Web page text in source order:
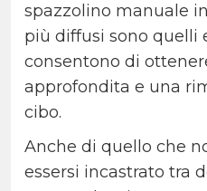
spazzolino manuale
più diffusi sono quelli
consentono di
approfondita e una
cibo.
Anche di quello che
essersi incastrato tra